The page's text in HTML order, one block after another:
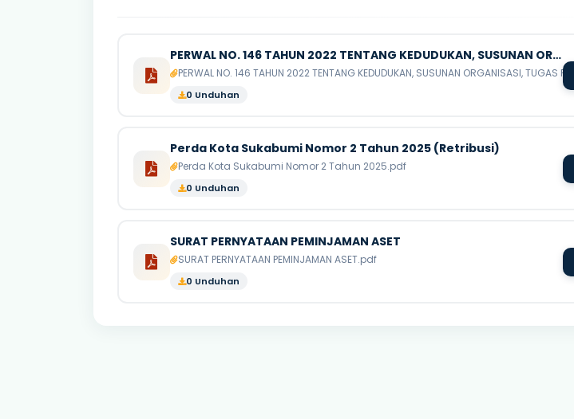
PERWAL NO. 146 TAHUN 2022 TENTANG KEDUDUKAN, SUSUNAN ORGANISASI, TUGAS POKOK, FUNGSI, DAN TATA KERJA DISPORAPAR
PERWAL NO. 146 TAHUN 2022 TENTANG KEDUDUKAN, SUSUNAN ORGANISASI, TUGAS
0 Unduhan
Perda Kota Sukabumi Nomor 2 Tahun 2025 (Retribusi)
Perda Kota Sukabumi Nomor 2 Tahun 2025.pdf
0 Unduhan
SURAT PERNYATAAN PEMINJAMAN ASET
SURAT PERNYATAAN PEMINJAMAN ASET.pdf
0 Unduhan